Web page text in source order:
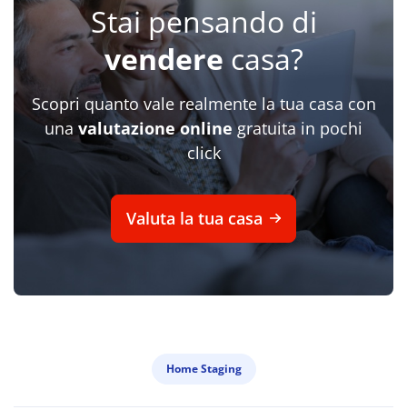
Stai pensando di
vendere casa?
Scopri quanto vale realmente la tua casa con
una valutazione onlinegratuita in pochi
click
Valuta la tua casa
Home Staging